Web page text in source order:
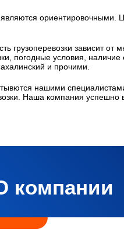
ориентировочными.
грузоперевозки зависит от
погодные условия, наличие
и прочими.
нашими
Наша компания успешно
компании